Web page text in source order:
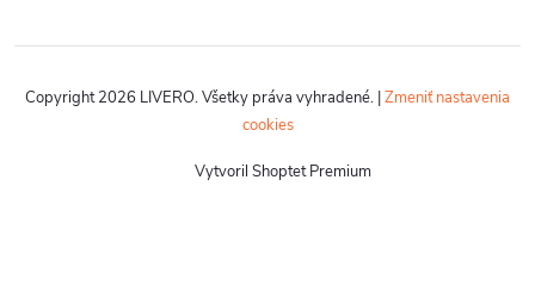
Vytvoril Shoptet Premium
Copyright 2026 LIVERO. Všetky práva vyhradené. |Zmeniť nastavenia
cookies